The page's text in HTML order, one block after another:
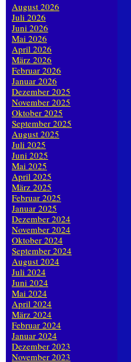
August 2026
Juli 2026
Juni 2026
Mai 2026
April 2026
März 2026
Februar 2026
Januar 2026
Dezember 2025
November 2025
Oktober 2025
September 2025
August 2025
Juli 2025
Juni 2025
Mai 2025
April 2025
März 2025
Februar 2025
Januar 2025
Dezember 2024
November 2024
Oktober 2024
September 2024
August 2024
Juli 2024
Juni 2024
Mai 2024
April 2024
März 2024
Februar 2024
Januar 2024
Dezember 2023
November 2023